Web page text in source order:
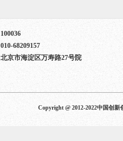
100036
010-68209157
北京市海淀区万寿路27号院
Copyright @ 2012-2022中国创